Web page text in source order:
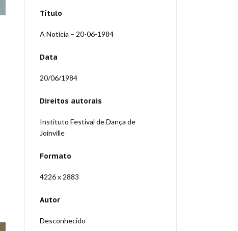
Título
A Notícia – 20-06-1984
Data
20/06/1984
Direitos autorais
Instituto Festival de Dança de
Joinville
Formato
4226 x 2883
Autor
Desconhecido